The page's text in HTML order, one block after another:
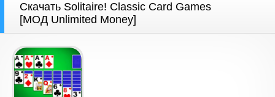
Скачать Solitaire! Classic Card Games
[МОД Unlimited Money]